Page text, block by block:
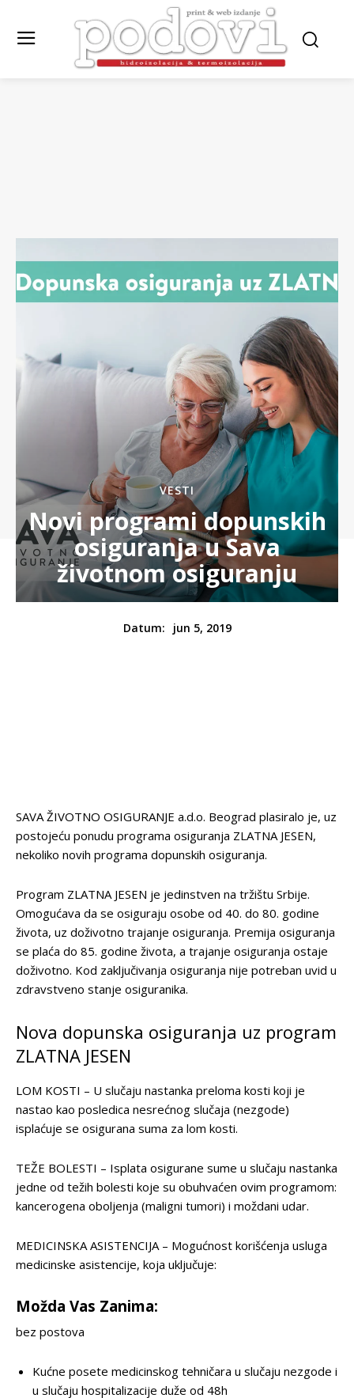
VESTI
Novi programi dopunskih
osiguranja u Sava
životnom osiguranju
Datum: jun 5, 2019
SAVA ŽIVOTNO OSIGURANJE a.d.o. Beograd plasiralo je, uz
postojeću ponudu programa osiguranja ZLATNA JESEN,
nekoliko novih programa dopunskih osiguranja.
Program ZLATNA JESEN je jedinstven na tržištu Srbije.
Omogućava da se osiguraju osobe od 40. do 80. godine
života, uz doživotno trajanje osiguranja. Premija osiguranja
se plaća do 85. godine života, a trajanje osiguranja ostaje
doživotno. Kod zaključivanja osiguranja nije potreban uvid u
zdravstveno stanje osiguranika.
Nova dopunska osiguranja uz program
ZLATNA JESEN
LOM KOSTI – U slučaju nastanka preloma kosti koji je
nastao kao posledica nesrećnog slučaja (nezgode)
isplaćuje se osigurana suma za lom kosti.
TEŽE BOLESTI – Isplata osigurane sume u slučaju nastanka
jedne od težih bolesti koje su obuhvaćen ovim programom:
kancerogena oboljenja (maligni tumori) i moždani udar.
MEDICINSKA ASISTENCIJA – Mogućnost korišćenja usluga
medicinske asistencije, koja uključuje:
Možda Vas Zanima:
bez postova
Kućne posete medicinskog tehničara u slučaju nezgode i
u slučaju hospitalizacije duže od 48h